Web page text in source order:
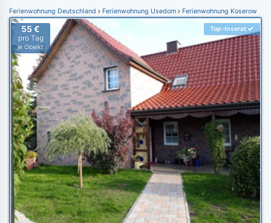
Ferienwohnung Deutschland Ferienwohnung Usedom Ferienwohnung Koserow
55 €
pro Tag
je Objekt
Top-Inserat